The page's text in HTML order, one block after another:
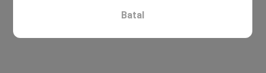
Batal